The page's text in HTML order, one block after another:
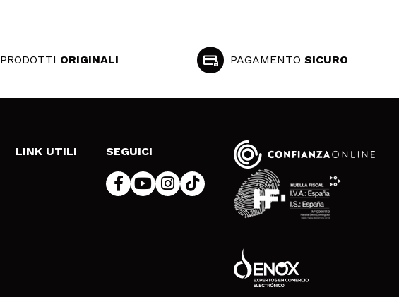
PRODOTTI ORIGINALI PAGAMENTO SICURO
LINK UTILI SEGUICI